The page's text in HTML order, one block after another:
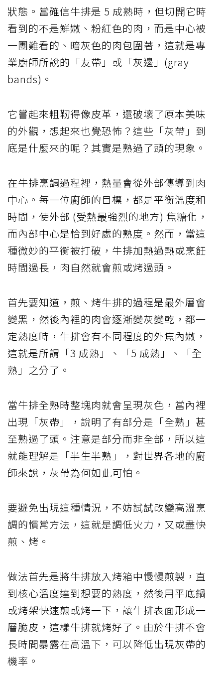
狀態。當確信牛排是 5 成熟時，但切開它時
看到的不是鮮嫩、粉紅色的肉，而是中心被
一團難看的、暗灰色的肉包圍著，這就是專
業廚師所說的「友帶」或「灰邊」(gray
bands)。
它嘗起來粗靭得像皮革，還破壞了原本美味
的外觀，想起來也覺恐怖？這些「灰帶」到
底是什麼來的呢？其實是熟過了頭的現象。
在牛排烹調過程裡，熱量會從外部傳導到肉
中心。每一位廚師的目標，都是平衡溫度和
時間，使外部 (受熱最強烈的地方) 焦糖化，
而內部中心是恰到好處的熟度。然而，當這
種微妙的平衡被打破，牛排加熱過熱或烹飪
時間過長，肉自然就會煎或烤過頭。
首先要知道，煎、烤牛排的過程是最外層會
變黑，然後內裡的肉會逐漸變灰變乾，都一
定熟度時，牛排會有不同程度的外焦內嫩，
這就是所謂「3 成熟」、「5 成熟」、「全
熟」之分了。
當牛排全熟時整塊肉就會呈現灰色，當內裡
出現「灰帶」，說明了有部分是「全熟」甚
至熟過了頭。注意是部分而非全部，所以這
就能理解是「半生半熟」，對世界各地的廚
師來說，灰帶為何如此可怕。
要避免出現這種情況，不妨試試改變高溫烹
調的慣常方法，這就是調低火力，又或盡快
煎、烤。
做法首先是將牛排放入烤箱中慢慢煎製，直
到核心溫度達到想要的熟度，然後用平底鍋
或烤架快速煎或烤一下，讓牛排表面形成一
層脆皮，這樣牛排就烤好了。由於牛排不會
長時間暴露在高溫下，可以降低出現灰帶的
機率。